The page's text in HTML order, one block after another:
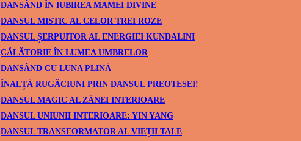
DANSÂND ÎN IUBIREA MAMEI DIVINE
DANSUL MISTIC AL CELOR TREI ROZE
DANSUL ȘERPUITOR AL ENERGIEI KUNDALINI
CĂLĂTORIE ÎN LUMEA UMBRELOR
DANSÂND CU LUNA PLINĂ
ÎNALȚĂ RUGĂCIUNI PRIN DANSUL PREOTESEI!
DANSUL MAGIC AL ZÂNEI INTERIOARE
DANSUL UNIUNII INTERIOARE: YIN YANG
DANSUL TRANSFORMATOR AL VIEȚII TALE